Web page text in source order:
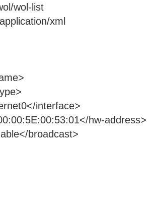
wol-list
xml
interface>
hw-address>
broadcast>